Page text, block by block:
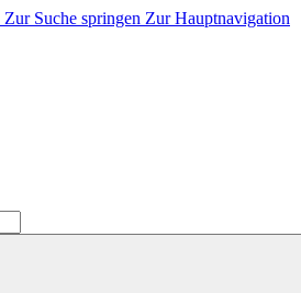
Zur Suche springen Zur Hauptnavigation